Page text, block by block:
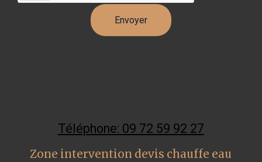
Téléphone: 09 72 59 92 27
Zone intervention devis chauffe eau